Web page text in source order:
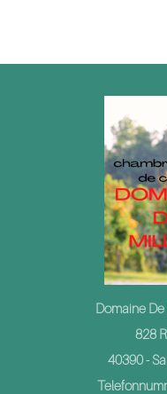
Domaine
828
40390 -